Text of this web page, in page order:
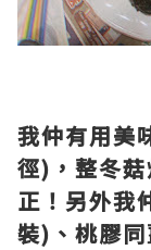
我仲有用美
徑)，整冬
正！另外我
裝)、桃膠